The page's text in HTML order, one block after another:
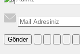
Gönder